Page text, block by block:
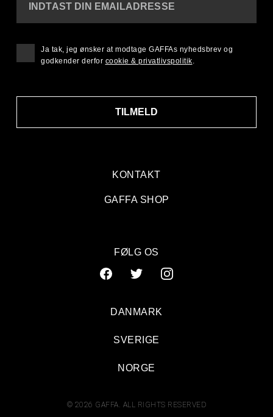
KONTAKT
GAFFA SHOP
INDTAST DIN EMAILADRESSE
TILMELD
Ja tak, jeg ønsker at modtage GAFFAs nyhedsbrev og
godkender derfor cookie & privatlivspolitik
FØLG OS
© 2026 GAFFA. ALL RIGHTS RESERVED
DANMARK
SVERIGE
NORGE